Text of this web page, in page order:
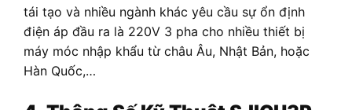
tái tạo và nhiều ngành khác yêu cầu sự ổn định
điện áp đầu ra là 220V 3 pha cho nhiều thiết bị
máy móc nhập khẩu từ châu Âu, Nhật Bản, hoặc
Hàn Quốc,…